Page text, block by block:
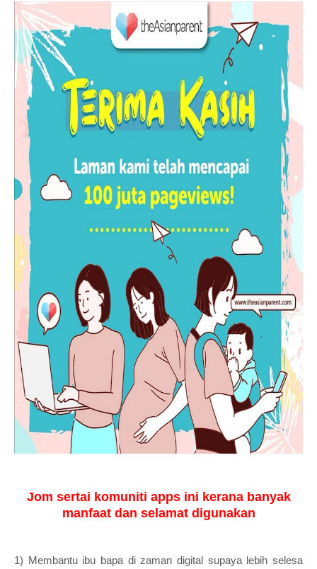
Jom sertai komuniti apps ini kerana banyak
manfaat dan selamat digunakan
1) Membantu ibu bapa di zaman digital supaya lebih selesa